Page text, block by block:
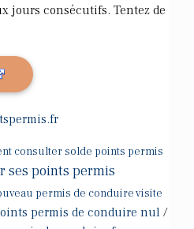
jours consécutifs. Tentez de
consulter solde points permis
ses points permis
permis de conduire visite
permis de conduire nul /